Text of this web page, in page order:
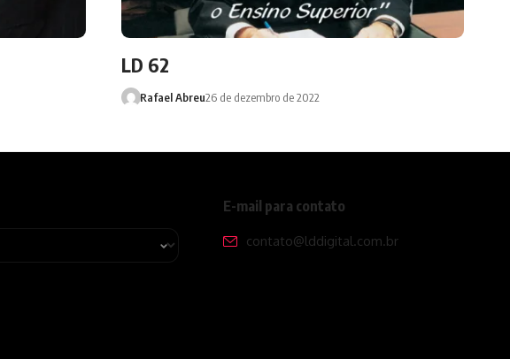
LD 62
Rafael Abreu26 de dezembro de 2022
E-mail para contato
contato@lddigital.com.br